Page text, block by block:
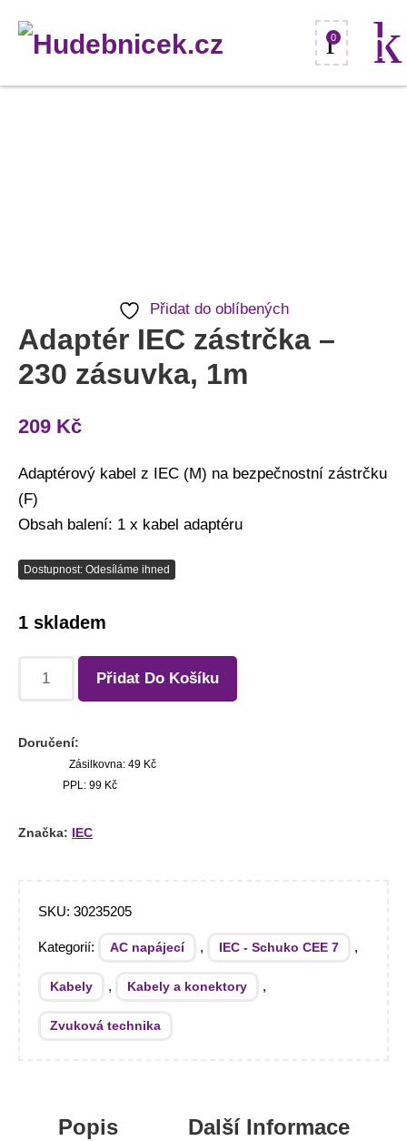
0
Přidat do oblíbených
Adaptér IEC zástrčka –
230 zásuvka, 1m
209 Kč
Adaptérový kabel z IEC (M) na bezpečnostní zástrčku
(F)
Obsah balení: 1 x kabel adaptéru
Dostupnost: Odesíláme ihned
1 skladem
Přidat Do Košíku
Doručení:
Zásilkovna: 49 Kč
PPL: 99 Kč
Značka: IEC
SKU: 30235205
Kategorií: AC napájecí , IEC - Schuko CEE 7 ,
Kabely , Kabely a konektory ,
Zvuková technika
Popis Další Informace